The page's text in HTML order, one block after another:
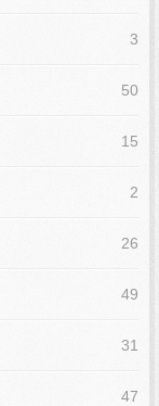
3
50
15
2
26
49
31
47